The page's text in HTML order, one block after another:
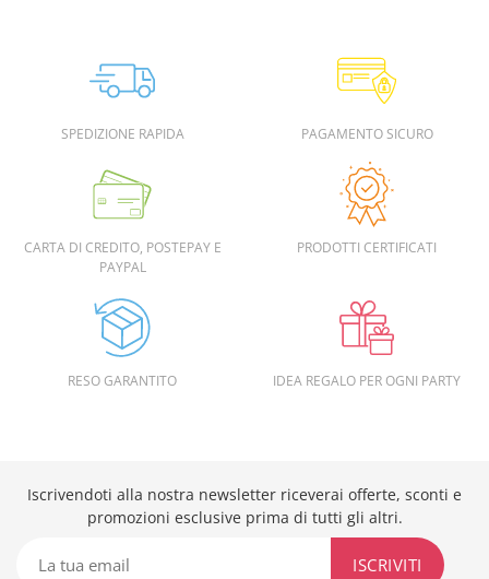
SPEDIZIONE RAPIDA PAGAMENTO SICURO
CARTA DI CREDITO, POSTEPAY E
PAYPAL
PRODOTTI CERTIFICATI
RESO GARANTITO IDEA REGALO PER OGNI PARTY
Iscrivendoti alla nostra newsletter riceverai offerte, sconti e
promozioni esclusive prima di tutti gli altri.